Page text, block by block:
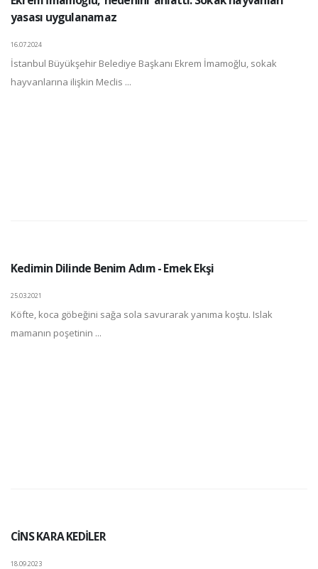
yasası uygulanamaz
16.07.2024
İstanbul Büyükşehir Belediye Başkanı Ekrem İmamoğlu, sokak
hayvanlarına ilişkin Meclis ...
Kedimin Dilinde Benim Adım - Emek Ekşi
25.03.2021
Köfte, koca göbeğini sağa sola savurarak yanıma koştu. Islak
mamanın poşetinin ...
CİNS KARA KEDİLER
18.09.2023